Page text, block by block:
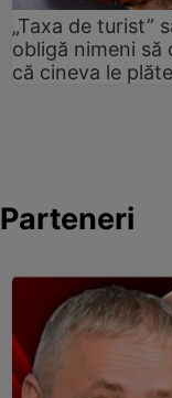
„Taxa de turist”
obligă nimeni să
că cineva le
Parteneri